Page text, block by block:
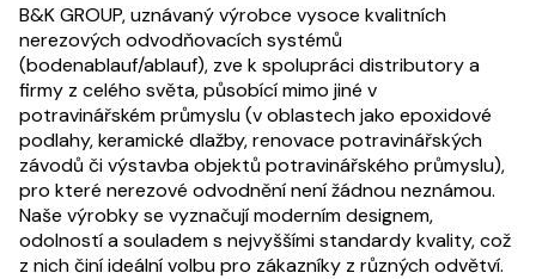
B&K GROUP, uznávaný výrobce vysoce kvalitních
nerezových odvodňovacích systémů
(bodenablauf/ablauf), zve k spolupráci distributory a
firmy z celého světa, působící mimo jiné v
potravinářském průmyslu (v oblastech jako epoxidové
podlahy, keramické dlažby, renovace potravinářských
závodů či výstavba objektů potravinářského průmyslu),
pro které nerezové odvodnění není žádnou neznámou.
Naše výrobky se vyznačují moderním designem,
odolností a souladem s nejvyššími standardy kvality, což
z nich činí ideální volbu pro zákazníky z různých odvětví.